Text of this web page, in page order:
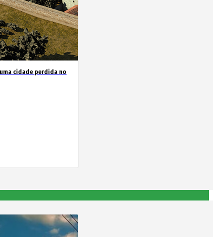
cidade perdida no